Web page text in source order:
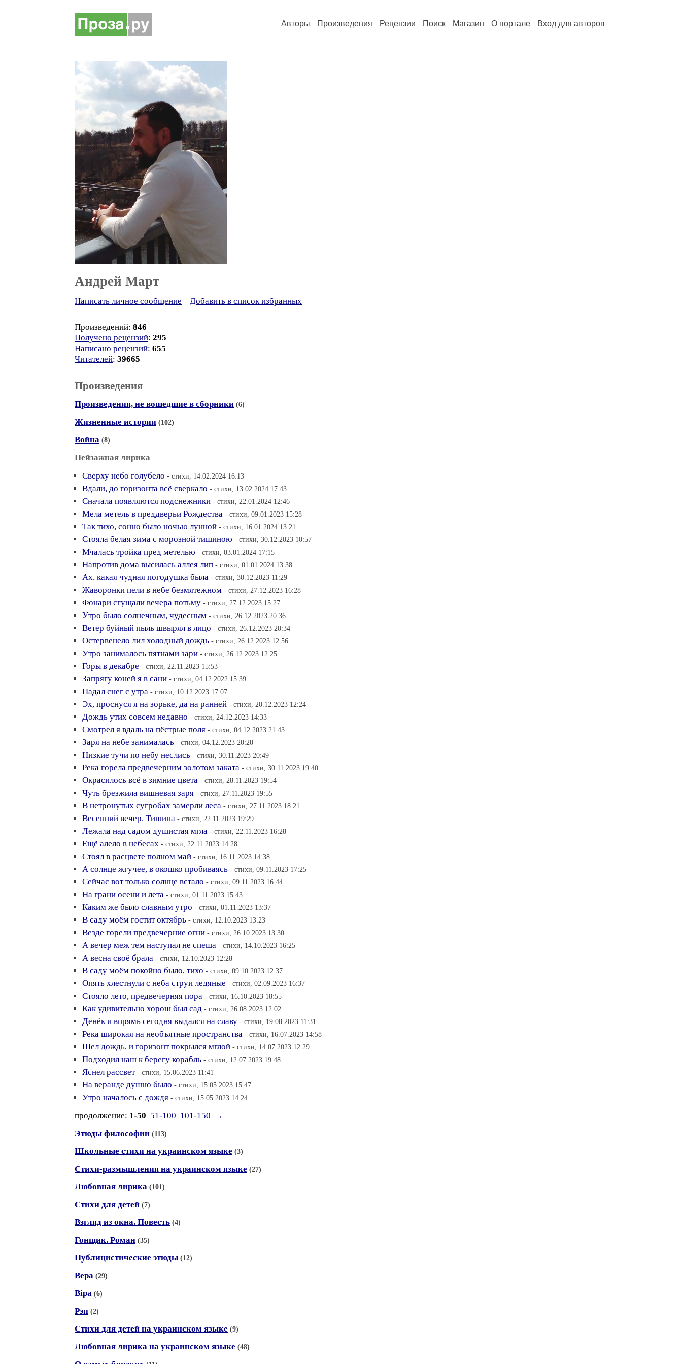
Авторы Произведения Рецензии Поиск Магазин О портале Вход для авторов
Андрей Март
Написать личное сообщение Добавить в список избранных
Произведений: 846
Получено рецензий: 295
Написано рецензий: 655
Читателей: 39665
Произведения
Произведения, не вошедшие в сборники (6)
Жизненные истории (102)
Война (8)
Пейзажная лирика
Сверху небо голубело - стихи, 14.02.2024 16:13
Вдали, до горизонта всё сверкало - стихи, 13.02.2024 17:43
Сначала появляются подснежники - стихи, 22.01.2024 12:46
Мела метель в преддверьи Рождества - стихи, 09.01.2023 15:28
Так тихо, сонно было ночью лунной - стихи, 16.01.2024 13:21
Стояла белая зима с морозной тишиною - стихи, 30.12.2023 10:57
Мчалась тройка пред метелью - стихи, 03.01.2024 17:15
Напротив дома высилась аллея лип - стихи, 01.01.2024 13:38
Ах, какая чудная погодушка была - стихи, 30.12.2023 11:29
Жаворонки пели в небе безмятежном - стихи, 27.12.2023 16:28
Фонари сгущали вечера потьму - стихи, 27.12.2023 15:27
Утро было солнечным, чудесным - стихи, 26.12.2023 20:36
Ветер буйный пыль швырял в лицо - стихи, 26.12.2023 20:34
Остервенело лил холодный дождь - стихи, 26.12.2023 12:56
Утро занималось пятнами зари - стихи, 26.12.2023 12:25
Горы в декабре - стихи, 22.11.2023 15:53
Запрягу коней я в сани - стихи, 04.12.2022 15:39
Падал снег с утра - стихи, 10.12.2023 17:07
Эх, проснуся я на зорьке, да на ранней - стихи, 20.12.2023 12:24
Дождь утих совсем недавно - стихи, 24.12.2023 14:33
Смотрел я вдаль на пёстрые поля - стихи, 04.12.2023 21:43
Заря на небе занималась - стихи, 04.12.2023 20:20
Низкие тучи по небу неслись - стихи, 30.11.2023 20:49
Река горела предвечерним золотом заката - стихи, 30.11.2023 19:40
Окрасилось всё в зимние цвета - стихи, 28.11.2023 19:54
Чуть брезжила вишневая заря - стихи, 27.11.2023 19:55
В нетронутых сугробах замерли леса - стихи, 27.11.2023 18:21
Весенний вечер. Тишина - стихи, 22.11.2023 19:29
Лежала над садом душистая мгла - стихи, 22.11.2023 16:28
Ещё алело в небесах - стихи, 22.11.2023 14:28
Стоял в расцвете полном май - стихи, 16.11.2023 14:38
А солнце жгучее, в окошко пробиваясь - стихи, 09.11.2023 17:25
Сейчас вот только солнце встало - стихи, 09.11.2023 16:44
На грани осени и лета - стихи, 01.11.2023 15:43
Каким же было славным утро - стихи, 01.11.2023 13:37
В саду моём гостит октябрь - стихи, 12.10.2023 13:23
Везде горели предвечерние огни - стихи, 26.10.2023 13:30
А вечер меж тем наступал не спеша - стихи, 14.10.2023 16:25
А весна своё брала - стихи, 12.10.2023 12:28
В саду моём покойно было, тихо - стихи, 09.10.2023 12:37
Опять хлестнули с неба струи ледяные - стихи, 02.09.2023 16:37
Стояло лето, предвечерняя пора - стихи, 16.10.2023 18:55
Как удивительно хорош был сад - стихи, 26.08.2023 12:02
Денёк и впрямь сегодня выдался на славу - стихи, 19.08.2023 11:31
Река широкая на необъятные пространства - стихи, 16.07.2023 14:58
Шел дождь, и горизонт покрылся мглой - стихи, 14.07.2023 12:29
Подходил наш к берегу корабль - стихи, 12.07.2023 19:48
Яснел рассвет - стихи, 15.06.2023 11:41
На веранде душно было - стихи, 15.05.2023 15:47
Утро началось с дождя - стихи, 15.05.2023 14:24
продолжение: 1-50 51-100 101-150
→
Этюды философии (113)
Школьные стихи на украинском языке (3)
Стихи-размышления на украинском языке (27)
Любовная лирика (101)
Стихи для детей (7)
Взгляд из окна. Повесть (4)
Гонщик. Роман (35)
Публицистические этюды (12)
Вера (29)
Вiра (6)
Рэп (2)
Стихи для детей на украинском языке (9)
Любовная лирика на украинском языке (48)